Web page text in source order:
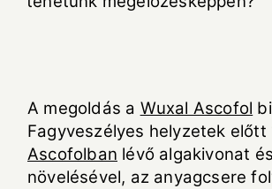
A megoldás a Wuxal Ascofol
Fagyveszélyes helyzetek
Ascofolban lévő algakivonat
növelésével, az anyagcsere